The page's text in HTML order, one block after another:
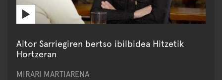
Aitor Sarriegiren bertso ibilbidea Hitzetik
Hortzeran
MIRARI MARTIARENA